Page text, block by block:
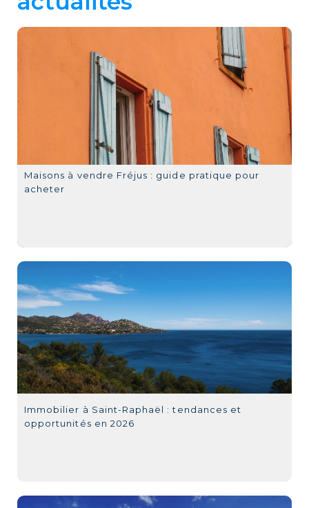
Maisons à vendre Fréjus : guide pratique pour
acheter
Immobilier à Saint-Raphaël : tendances et
opportunités en 2026